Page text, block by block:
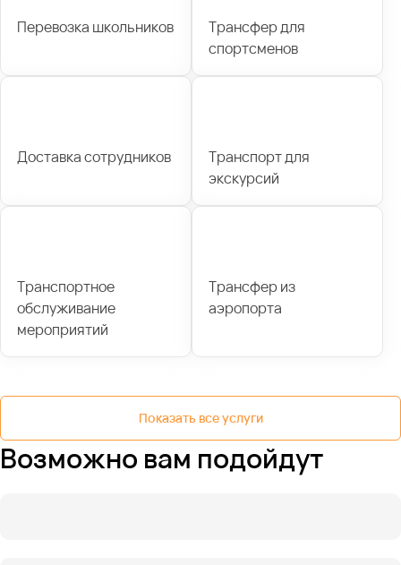
Перевозка школьников
Трансфер для
спортсменов
Доставка сотрудников
Транспорт для
экскурсий
Транспортное
обслуживание
мероприятий
Трансфер из
аэропорта
Показать все услуги
Возможно вам подойдут